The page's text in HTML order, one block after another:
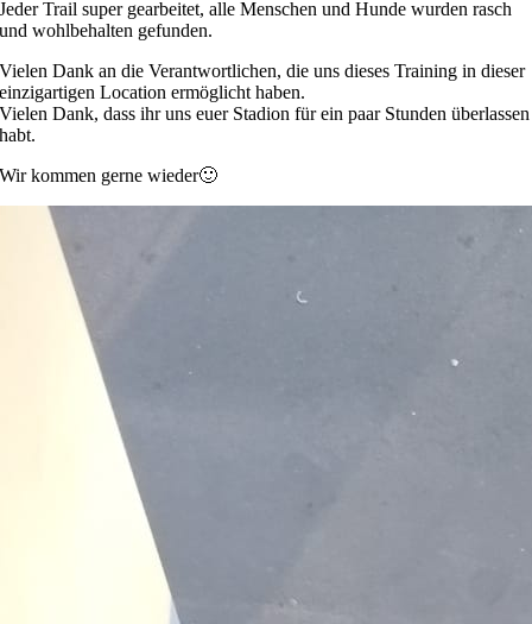
Jeder Trail super gearbeitet, alle Menschen und Hunde wurden rasch
und wohlbehalten gefunden.
Vielen Dank an die Verantwortlichen, die uns dieses Training in dieser
einzigartigen Location ermöglicht haben.
Vielen Dank, dass ihr uns euer Stadion für ein paar Stunden überlassen
habt.
Wir kommen gerne wieder🙂